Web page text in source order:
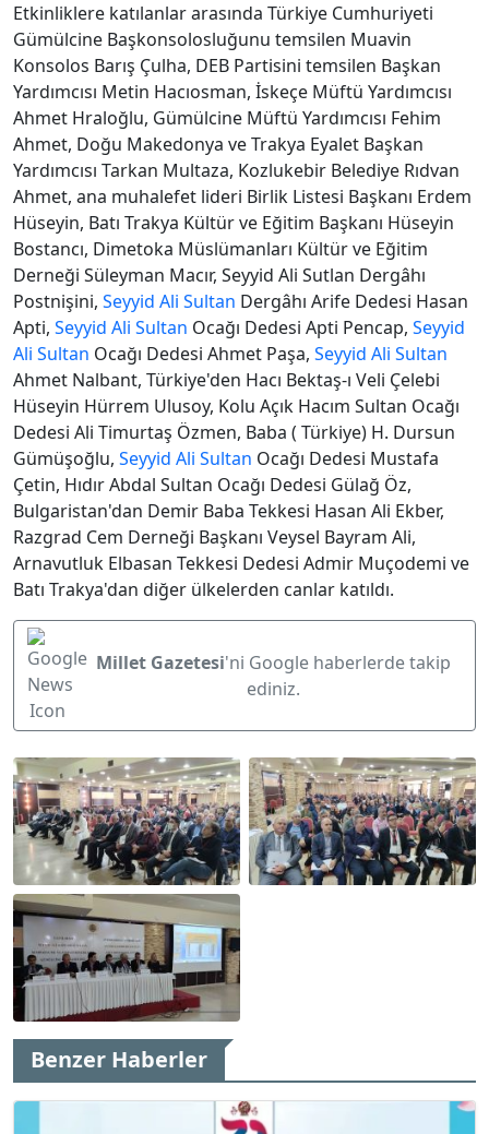
Etkinliklere katılanlar arasında Türkiye Cumhuriyeti
Gümülcine Başkonsolosluğunu temsilen Muavin
Konsolos Barış Çulha, DEB Partisini temsilen Başkan
Yardımcısı Metin Hacıosman, İskeçe Müftü Yardımcısı
Ahmet Hraloğlu, Gümülcine Müftü Yardımcısı Fehim
Ahmet, Doğu Makedonya ve Trakya Eyalet Başkan
Yardımcısı Tarkan Multaza, Kozlukebir Belediye Rıdvan
Ahmet, ana muhalefet lideri Birlik Listesi Başkanı Erdem
Hüseyin, Batı Trakya Kültür ve Eğitim Başkanı Hüseyin
Bostancı, Dimetoka Müslümanları Kültür ve Eğitim
Derneği Süleyman Macır, Seyyid Ali Sutlan Dergâhı
Postnişini, Seyyid Ali Sultan Dergâhı Arife Dedesi Hasan
Apti, Seyyid Ali Sultan Ocağı Dedesi Apti Pencap, Seyyid
Ali Sultan Ocağı Dedesi Ahmet Paşa, Seyyid Ali Sultan
Ahmet Nalbant, Türkiye'den Hacı Bektaş-ı Veli Çelebi
Hüseyin Hürrem Ulusoy, Kolu Açık Hacım Sultan Ocağı
Dedesi Ali Timurtaş Özmen, Baba ( Türkiye) H. Dursun
Gümüşoğlu, Seyyid Ali Sultan Ocağı Dedesi Mustafa
Çetin, Hıdır Abdal Sultan Ocağı Dedesi Gülağ Öz,
Bulgaristan'dan Demir Baba Tekkesi Hasan Ali Ekber,
Razgrad Cem Derneği Başkanı Veysel Bayram Ali,
Arnavutluk Elbasan Tekkesi Dedesi Admir Muçodemi ve
Batı Trakya'dan diğer ülkelerden canlar katıldı.
Millet Gazetesi'ni Google haberlerde takip
ediniz.
Benzer Haberler